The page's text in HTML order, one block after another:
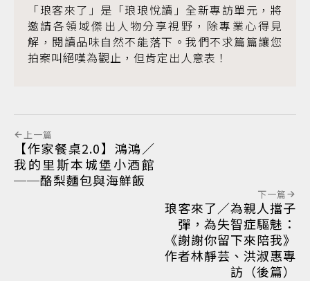
「琅客來了」是「琅琅悅讀」全新專訪單元，將
邀請各領域傑出人物分享視野，除專業心得見
解，閱讀品味自然不能落下。我們不求篇篇讓您
拍案叫絕嘆為觀止，但肯定出人意表！
上一篇
【作家餐桌2.0】鴻鴻／
我的里斯本城堡小酒館
──酪梨麵包與海鮮飯
下一篇
琅客來了／為親人擋子
彈，為失智症驅魅：
《謝謝你留下來陪我》
作者林靜芸、洪淑惠專
訪（後篇）